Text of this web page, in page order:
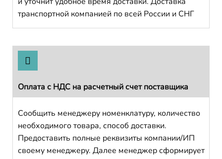
транспортной компанией по всей России и СНГ
Оплата с НДС на расчетный счет поставщика
Сообщить менеджеру номенклатуру, количество
необходимого товара, способ доставки.
Предоставить полные реквизиты компании/ИП
своему менеджеру. Далее менеджер сформирует